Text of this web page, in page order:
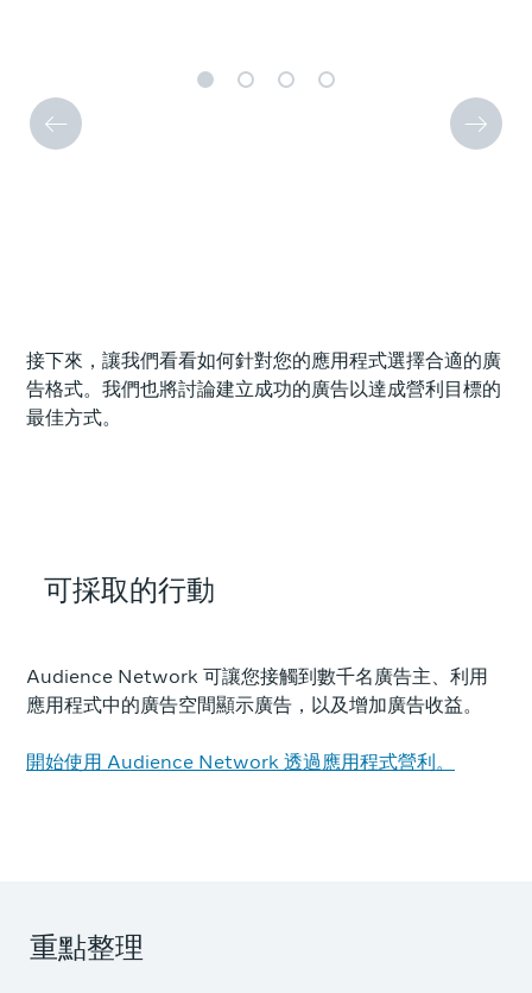
接下來，讓我們看看如何針對您的應用程式選擇合適的廣
告格式。我們也將討論建立成功的廣告以達成營利目標的
最佳方式。
可採取的行動
Audience Network 可讓您接觸到數千名廣告主、利用
應用程式中的廣告空間顯示廣告，以及增加廣告收益。
開始使用 Audience Network 透過應用程式營利。
重點整理